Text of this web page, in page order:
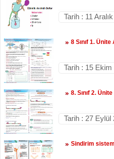
Tarih : 11
8 Sınıf 1.
Tarih : 15
8. Sınıf 2.
Tarih : 27
Sindirim